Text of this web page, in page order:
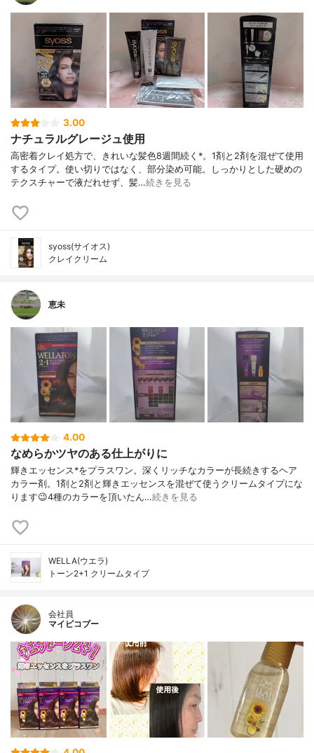
3.00
ナチュラルグレージュ使用
高密着クレイ処方で、きれいな髪色8週間続く*。1剤と2剤を混ぜて使用
するタイプ。使い切りではなく、部分染め可能。しっかりとした硬めの
テクスチャーで液だれせず、髪…続きを見る
syoss(サイオス)
クレイクリーム
恵未
4.00
なめらかツヤのある仕上がりに
輝きエッセンス*をプラスワン。深くリッチなカラーが長続きするヘア
カラー剤。1剤と2剤と輝きエッセンスを混ぜて使うクリームタイプにな
ります😉4種のカラーを頂いたん…続きを見る
WELLA(ウエラ)
トーン2+1 クリームタイプ
会社員
マイピコブー